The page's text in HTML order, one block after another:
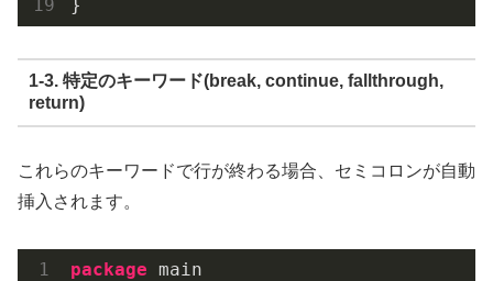
1-3. 特定のキーワード(break, continue, fallthrough,
return)
これらのキーワードで行が終わる場合、セミコロンが自動
挿入されます。
package main